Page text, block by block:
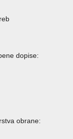
dopise:
obrane: